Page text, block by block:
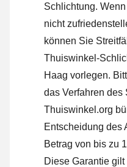
Schlichtung.
nicht
können Sie
Thuiswinkel-
Haag vorlegen.
das Verfahren des
Thuiswinkel.org
Entscheidung des
Betrag von bis zu
Diese Garantie